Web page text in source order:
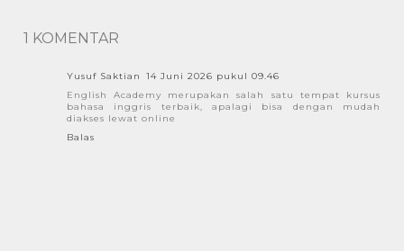
1 KOMENTAR
Yusuf Saktian
14 Juni 2026 pukul 09.46
English Academy merupakan salah satu tempat kursus
bahasa inggris terbaik, apalagi bisa dengan mudah
diakses lewat online
Balas